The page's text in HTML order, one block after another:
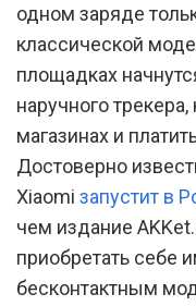
одном заряде
классической
площадках
наручного
магазинах и
Достоверно
Xiaomi запустит в
чем издание
приобретать себе
бесконтактным